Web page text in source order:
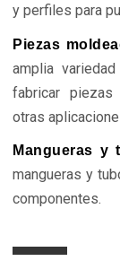
y perfiles para
Piezas
amplia
fabricar piezas
otras
Mangueras y
mangueras y
componentes.